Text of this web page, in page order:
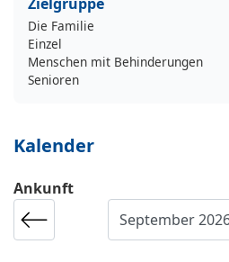
Die Familie
Einzel
Menschen mit Behinderungen
Senioren
Kalender
Ankunft